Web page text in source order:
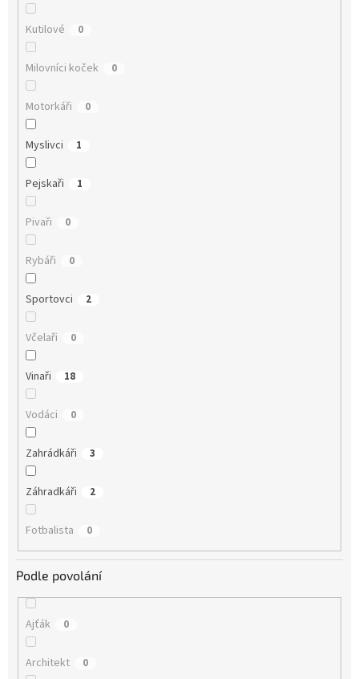
Kutilové 0
Milovníci koček 0
Motorkáři 0
Myslivci 1
Pejskaři 1
Pivaři 0
Rybáři 0
Sportovci 2
Včelaři 0
Vinaři 18
Vodáci 0
Zahrádkáři 3
Záhradkáři 2
Fotbalista 0
Podle povolání
Ajťák 0
Architekt 0